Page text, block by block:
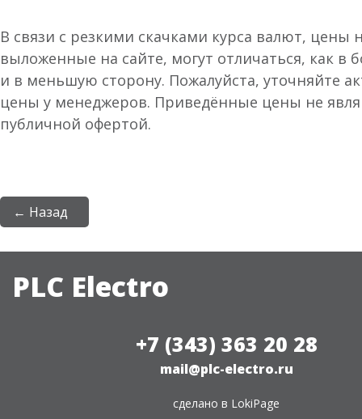
В связи с резкими скачками курса валют, цены
выложенные на сайте, могут отличаться, как в
и в меньшую сторону. Пожалуйста, уточняйте
цены у менеджеров. Приведённые цены не
публичной офертой.
← Назад
PLC Electro
+7 (343) 363 20 28
mail@plc-electro.ru
сделано в LokiPage